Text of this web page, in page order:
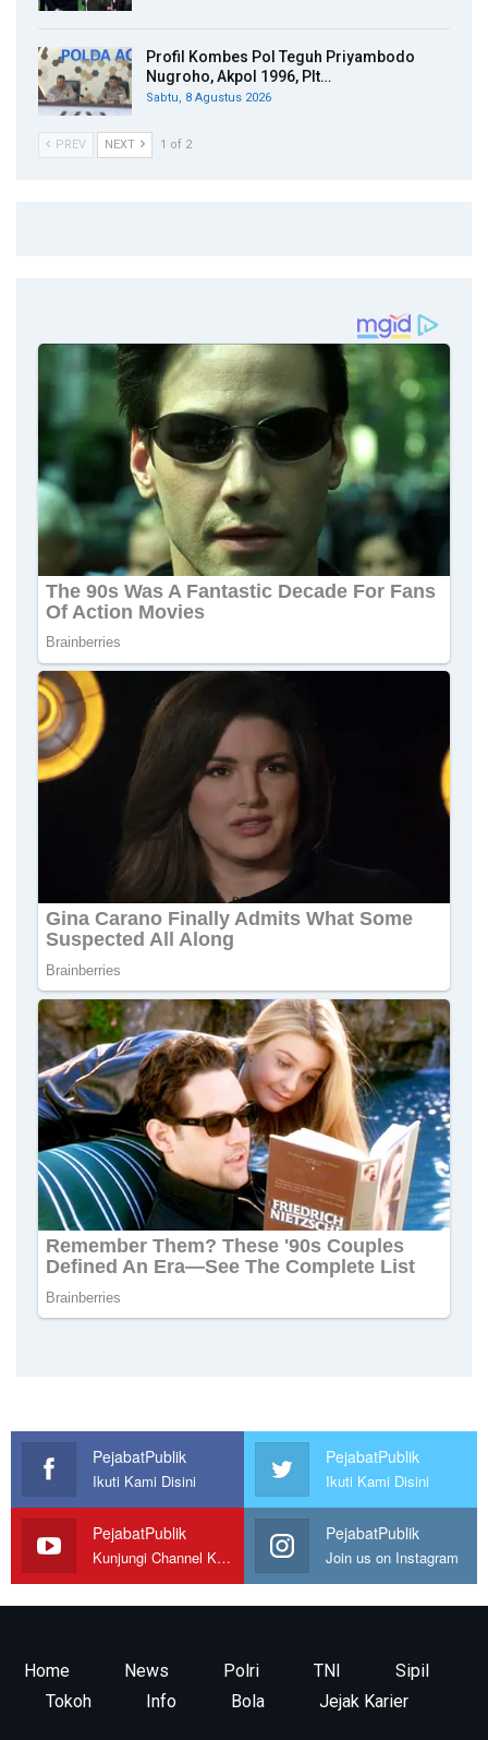
Profil Kombes Pol Teguh Priyambodo
Nugroho, Akpol 1996, Plt…
Sabtu, 8 Agustus 2026
PREV NEXT 1 of 2
PejabatPublik
Ikuti Kami Disini
PejabatPublik
Ikuti Kami Disini
PejabatPublik
Kunjungi Channel Kami
PejabatPublik
Join us on Instagram
Home News Polri TNI
Sipil
Tokoh
Info Bola Jejak Karier